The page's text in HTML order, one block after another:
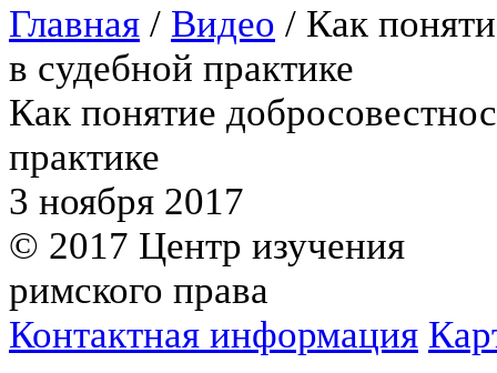
Главная / Видео / Как
в судебной практике
Как понятие
практике
3 ноября 2017
© 2017 Центр изучения
римского права
Контактная информация